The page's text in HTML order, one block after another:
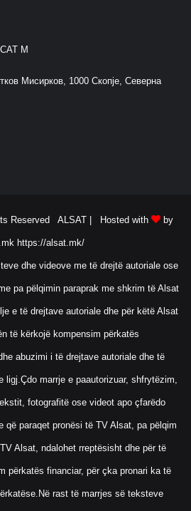
М
Мисирков, 1000 Скопје, Северна
Reserved ALSAT | Hosted with by
https://alsat.mk/
dhe videove me të drejtë autoriale ose
pa pëlqimin paraprak me shkrim të Alsat
e të drejtave autoriale dhe për këtë Alsat
të kërkojë kompensim përkatës
abuzimi i të drejtave autoriale dhe të
ligj.Çdo marrje e paautorizuar, shfrytëzim,
fotografitë ose videot apo çfarëdo
që paraqet pronësi të TV Alsat, pa pëlqim
Alsat, ndalohet rreptësisht dhe për të
përkatës financiar, për çka pronari ka të
rast të marrjes së teksteve